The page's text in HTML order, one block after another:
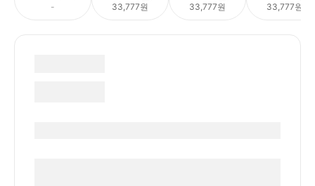
- 33,777원 33,777원 33,777원